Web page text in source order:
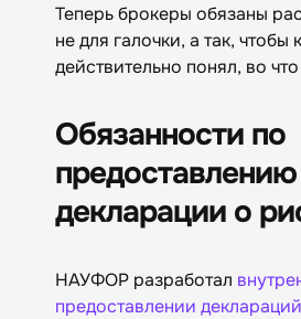
Теперь брокеры обязаны
не для галочки, а так, чтобы
действительно понял, во
Обязанности по
предоставлению
декларации о
НАУФОР разработал
предоставлении